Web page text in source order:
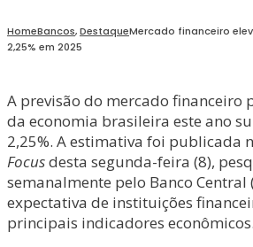
HomeBancos,DestaqueMercado financeiro
2,25% em 2025
A previsão do mercado financeiro
da economia brasileira este ano
2,25%. A estimativa foi publicada
Focusdesta segunda-feira (8),
semanalmente pelo Banco Central
expectativa de instituições
principais indicadores econômicos.